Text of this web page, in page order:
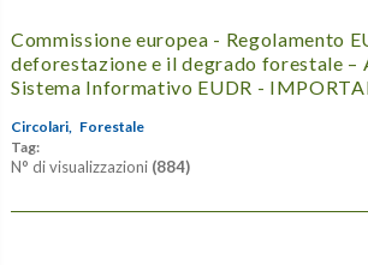
Commissione europea - Regolamento
deforestazione e il degrado forestale
Sistema Informativo EUDR -
Circolari,
Forestale
Tag:
N° di visualizzazioni (884)